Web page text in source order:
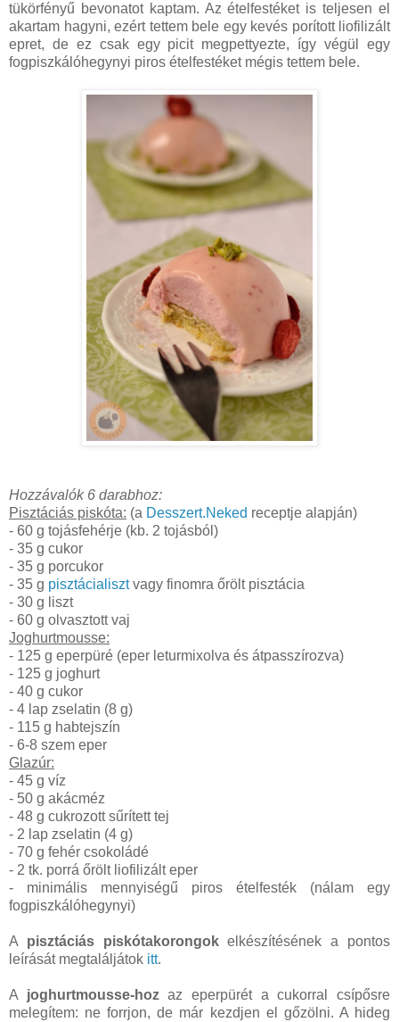
tükörfényű bevonatot kaptam. Az ételfestéket is teljesen el
akartam hagyni, ezért tettem bele egy kevés porított liofilizált
epret, de ez csak egy picit megpettyezte, így végül egy
fogpiszkálóhegynyi piros ételfestéket mégis tettem bele.
Hozzávalók 6 darabhoz:
Pisztáciás piskóta: (a Desszert.Neked receptje alapján)
- 60 g tojásfehérje (kb. 2 tojásból)
- 35 g cukor
- 35 g porcukor
- 35 g pisztácialisztvagy finomra őrölt pisztácia
- 30 g liszt
- 60 g olvasztott vaj
Joghurtmousse:
- 125 g eperpüré (eper leturmixolva és átpasszírozva)
- 125 g joghurt
- 40 g cukor
- 4 lap zselatin (8 g)
- 115 g habtejszín
- 6-8 szem eper
Glazúr:
- 45 g víz
- 50 g akácméz
- 48 g cukrozott sűrített tej
- 2 lap zselatin (4 g)
- 70 g fehér csokoládé
- 2 tk. porrá őrölt liofilizált eper
- minimális mennyiségű piros ételfesték (nálam egy
fogpiszkálóhegynyi)
A pisztáciás piskótakorongokelkészítésének a pontos
leírását megtaláljátok itt.
A joghurtmousse-hozaz eperpürét a cukorral csípősre
melegítem: ne forrjon, de már kezdjen el gőzölni. A hideg